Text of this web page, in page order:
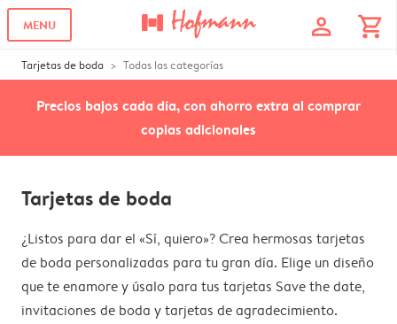
MENU profile shopping_cart
Tarjetas de boda Todas las categorías
Precios bajos cada día, con ahorro extra al comprar
copias adicionales
Tarjetas de boda
¿Listos para dar el «Sí, quiero»? Crea hermosas tarjetas
de boda personalizadas para tu gran día. Elige un diseño
que te enamore y úsalo para tus tarjetas Save the date,
invitaciones de boda y tarjetas de agradecimiento.